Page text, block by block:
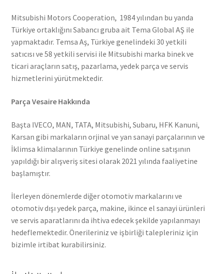
Mitsubishi Motors Cooperation, 1984 yılından bu yanda
Türkiye ortaklığını Sabancı gruba ait Tema Global AŞ ile
yapmaktadır. Temsa Aş, Türkiye genelindeki 30 yetkili
satıcısı ve 58 yetkili servisi ile Mitsubishi marka binek ve
ticari araçların satış, pazarlama, yedek parça ve servis
hizmetlerini yürütmektedir.
Parça Vesaire Hakkında
Başta IVECO, MAN, TATA, Mitsubishi, Subaru, HFK Kanuni,
Karsan gibi markaların orjinal ve yan sanayi parçalarının ve
İklimsa klimalarının Türkiye genelinde online satışının
yapıldığı bir alışveriş sitesi olarak 2021 yılında faaliyetine
başlamıştır.
İlerleyen dönemlerde diğer otomotiv markalarını ve
otomotiv dışı yedek parça, makine, ikince el sanayi ürünleri
ve servis aparatlarını da ihtiva edecek şekilde yapılanmayı
hedeflemektedir. Önerileriniz ve işbirliği talepleriniz için
bizimle irtibat kurabilirsiniz.